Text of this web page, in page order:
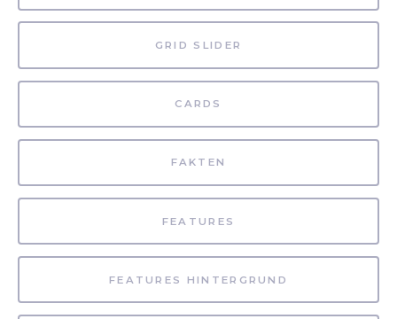
GRID SLIDER
CARDS
FAKTEN
FEATURES
FEATURES HINTERGRUND